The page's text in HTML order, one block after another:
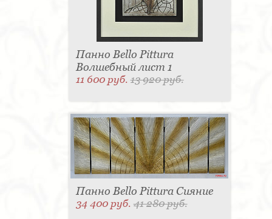
Панно Bello Pittura
Волшебный лист 1
11 600 руб.13 920 руб.
Панно Bello Pittura Сияние
34 400 руб.41 280 руб.